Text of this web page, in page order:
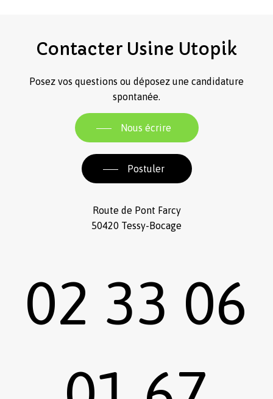
Contacter Usine Utopik
Posez vos questions ou déposez une candidature
spontanée.
Nous écrire
Postuler
Route de Pont Farcy
50420 Tessy-Bocage
02 33 06